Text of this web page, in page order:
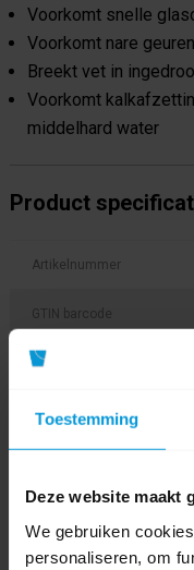
Toestemming
Deze website maakt
We gebruiken
personaliseren, om
Voorkomt snelle
Voorkomt nare
Breekt vet in
Voorkomt
middelhard water
Product
Artikelnummer
GTIN barcode
Fabrikant:
Duurzaamheidsscore